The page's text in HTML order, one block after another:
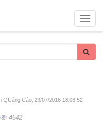
QUảng Cáo , 29/07/2016 18:03:52
4542